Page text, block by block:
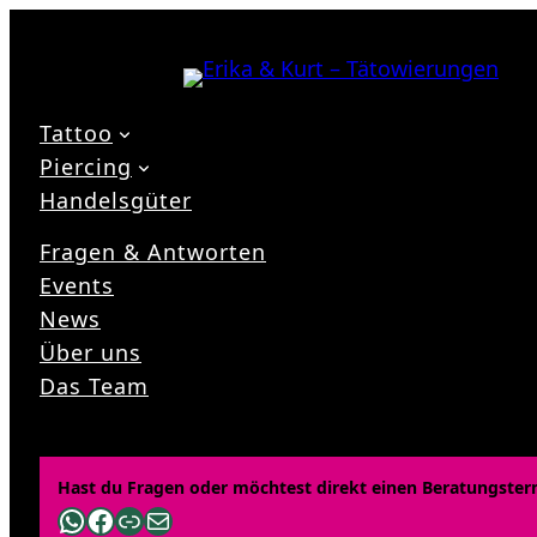
Tattoo
Piercing
Handelsgüter
Fragen & Antworten
Events
News
Über uns
Das Team
Hast du Fragen oder möchtest direkt einen
WhatsApp
Facebook
Link
E-Mail